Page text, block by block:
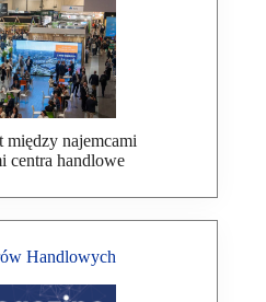
między najemcami
centra handlowe
Handlowych